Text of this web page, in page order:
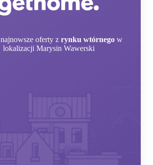
najnowsze oferty z rynku wtórnego w
lokalizacji Marysin Wawerski